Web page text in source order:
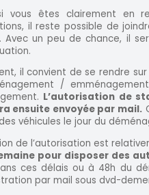
vous êtes clairement en
il reste possible de
Avec un peu de chance, il
il convient de se rendre
/
L’autorisation de
ensuite envoyée par mail.
véhicules le jour du
de l’autorisation est
pour disposer des
ces délais ou à 48h du
par mail sous dvd-